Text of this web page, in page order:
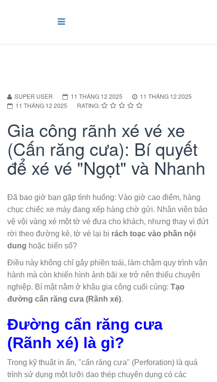
SUPER USER 11 THÁNG 12 2025
11 THÁNG 12 2025
11 THÁNG 12 2025
RATING:
Gia công rãnh xé vé xe
(Cấn răng cưa): Bí quyết
để xé vé "Ngọt" và Nhanh
Đã bao giờ bạn gặp tình huống: Vào giờ cao điểm, hàng
chục chiếc xe máy đang xếp hàng chờ gửi. Nhân viên bảo
vệ vội vàng xé một tờ vé đưa cho khách, nhưng thay vì đứt
rời theo đường kẻ, tờ vé lại bị rách toạc vào phần nội
dung hoặc biển số?
Điều này không chỉ gây phiền toái, làm chậm quy trình vận
hành mà còn khiến hình ảnh bãi xe trở nên thiếu chuyên
nghiệp. Bí mật nằm ở khâu gia công cuối cùng: Tạo
đường cấn răng cưa (Rãnh xé).
Đường cấn răng cưa
(Rãnh xé) là gì?
Trong kỹ thuật in ấn, "cấn răng cưa" (Perforation) là quá
trình sử dụng một lưỡi dao thép chuyên dụng có các